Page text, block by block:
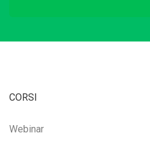
CORSI
Webinar